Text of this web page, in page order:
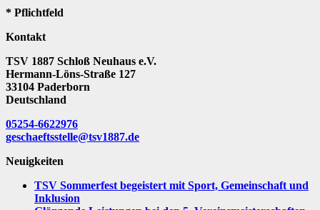
* Pflichtfeld
Kontakt
TSV 1887 Schloß Neuhaus e.V.
Hermann-Löns-Straße 127
33104 Paderborn
Deutschland
05254-6622976
geschaeftsstelle@tsv1887.de
Neuigkeiten
TSV Sommerfest begeistert mit Sport, Gemeinschaft und
Inklusion